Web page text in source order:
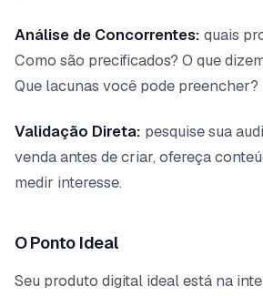
Análise de Concorrentes: quais
Como são precificados? O que
Que lacunas você pode preencher?
Validação Direta: pesquise sua
venda antes de criar, ofereça
medir interesse.
O Ponto Ideal
Seu produto digital ideal está na